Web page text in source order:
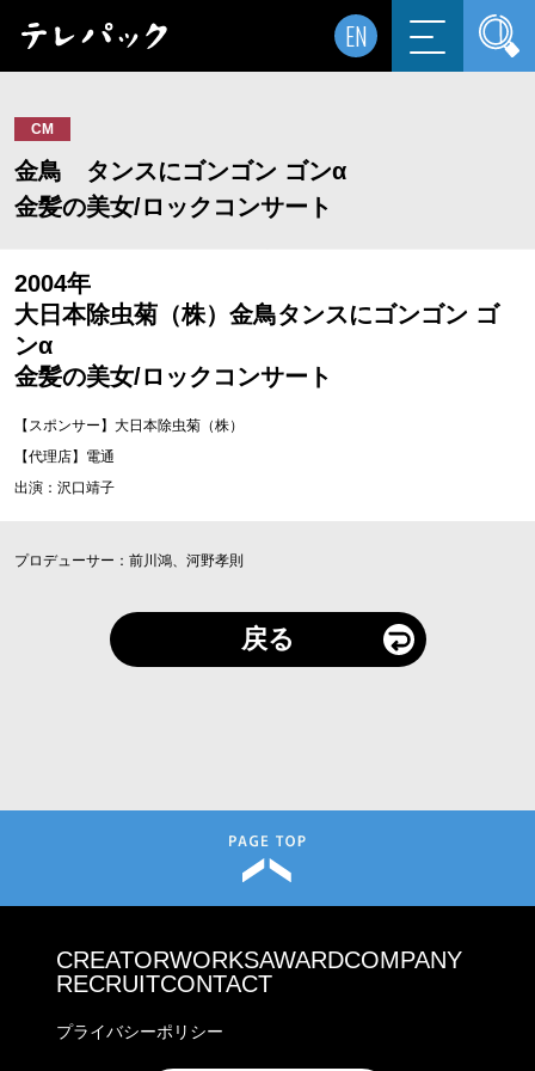
EN
CM
金鳥 タンスにゴンゴン ゴンα
金髪の美女/ロックコンサート
2004年
大日本除虫菊（株）金鳥タンスにゴンゴン ゴ
ンα
金髪の美女/ロックコンサート
【スポンサー】大日本除虫菊（株）
【代理店】電通
出演：沢口靖子
プロデューサー：前川鴻、河野孝則
戻る
CREATORWORKSAWARDCOMPANY
RECRUITCONTACT
プライバシーポリシー